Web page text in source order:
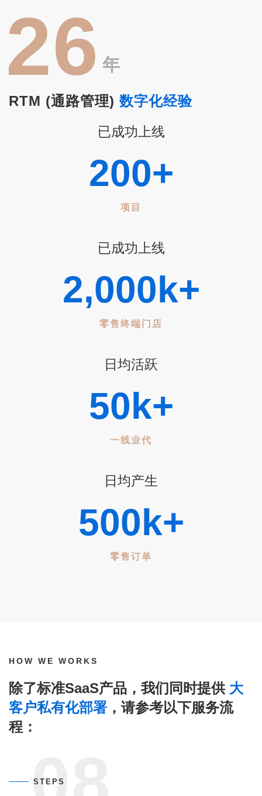
26 年
RTM (通路管理) 数字化经验
已成功上线
200+
项目
已成功上线
2,000k+
零售终端门店
日均活跃
50k+
一线业代
日均产生
500k+
零售订单
HOW WE WORKS
除了标准SaaS产品，我们同时提供 大
客户私有化部署 ，请参考以下服务流
程：
STEPS